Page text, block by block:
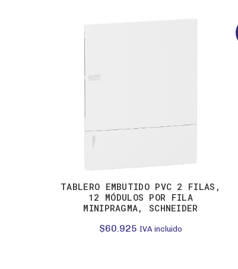
TABLERO EMBUTIDO PVC 2 FILAS,
12 MÓDULOS POR FILA
MINIPRAGMA, SCHNEIDER
$60.925 IVA incluido